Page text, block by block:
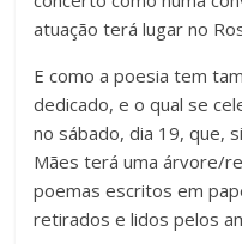
atuação terá lugar no
E como a poesia tem
dedicado, e o qual se
no sábado, dia 19, que,
Mães terá uma árvore/
poemas escritos em
retirados e lidos pelos